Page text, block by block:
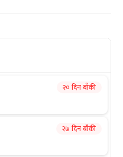
२० दिन बाँकी
२७ दिन बाँकी